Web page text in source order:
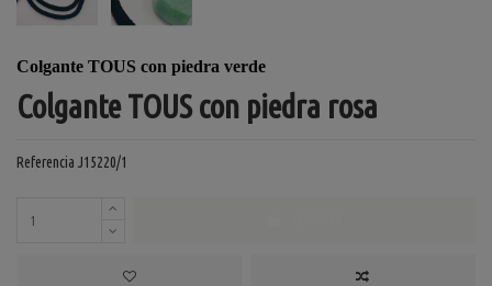
Colgante TOUS con piedra verde
Colgante TOUS con piedra rosa
Referencia J15220/1